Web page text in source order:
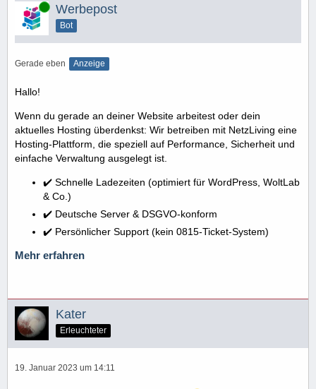
Online Werbepost
Bot
Gerade eben Anzeige
Hallo!
Wenn du gerade an deiner Website arbeitest oder dein
aktuelles Hosting überdenkst: Wir betreiben mit NetzLiving eine
Hosting-Plattform, die speziell auf Performance, Sicherheit und
einfache Verwaltung ausgelegt ist.
✔️ Schnelle Ladezeiten (optimiert für WordPress, WoltLab
& Co.)
✔️ Deutsche Server & DSGVO-konform
✔️ Persönlicher Support (kein 0815-Ticket-System)
Mehr erfahren
Kater
Erleuchteter
19. Januar 2023 um 14:11